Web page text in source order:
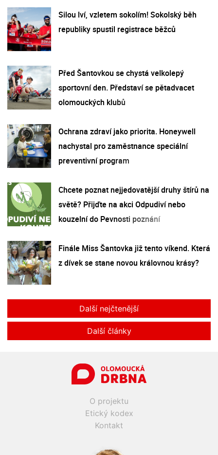
Silou lví, vzletem sokolím! Sokolský běh
republiky spustil registrace běžců
Před Šantovkou se chystá velkolepý
sportovní den. Představí se pětadvacet
olomouckých klubů
Ochrana zdraví jako priorita. Honeywell
nachystal pro zaměstnance speciální
preventivní program
Chcete poznat nejjedovatější druhy štírů na
světě? Přijďte na akci Odpudiví nebo
kouzelní do Pevnosti poznání
Finále Miss Šantovka již tento víkend. Která
z dívek se stane novou královnou krásy?
Další nejčtenější
Další články
O projektu
Etický kodex
Kontakt